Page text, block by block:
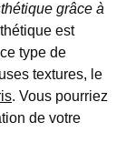
grâce à
est
type de
textures, le
. Vous pourriez
de votre